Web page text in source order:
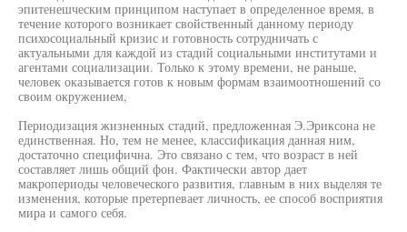
эпитенешческим принципом наступает в определенное время, в
течение которого возникает свойственный данному периоду
психосоциальный кризис и готовность сотрудничать с
актуальными для каждой из стадий социальными институтами и
агентами социализации. Только к этому времени, не раньше,
человек оказывается готов к новым формам взаимоотношений со
своим окружением,
Периодизация жизненных стадий, предложенная Э.Эриксона не
единственная. Но, тем не менее, классификация данная ним,
достаточно специфична. Это связано с тем, что возраст в ней
составляет лишь общий фон. Фактически автор дает
макропериоды человеческого развития, главным в них выделяя те
изменения, которые претерпевает личность, ее способ восприятия
мира и самого себя.